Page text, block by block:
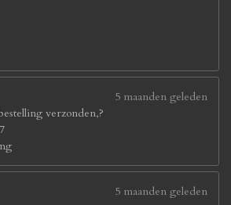
5 maanden geleden
verzonden,?
5 maanden geleden